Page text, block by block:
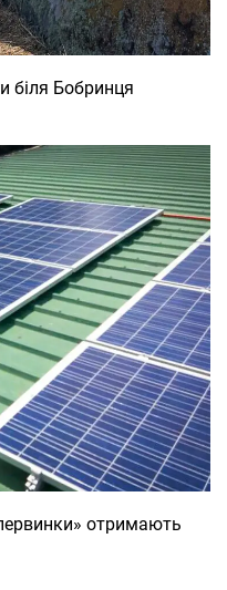
біля Бобринця
отримають